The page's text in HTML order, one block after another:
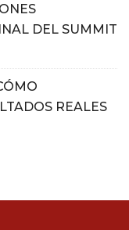
DEL SUMMIT
REALES